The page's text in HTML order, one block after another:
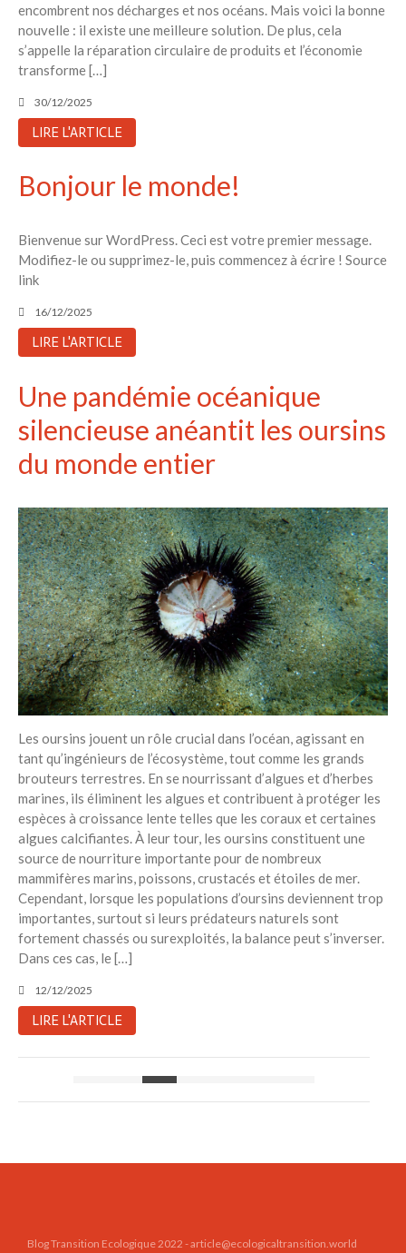
encombrent nos décharges et nos océans. Mais voici la bonne
nouvelle : il existe une meilleure solution. De plus, cela
s’appelle la réparation circulaire de produits et l’économie
transforme […]
30/12/2025
LIRE L'ARTICLE
Bonjour le monde!
Bienvenue sur WordPress. Ceci est votre premier message.
Modifiez-le ou supprimez-le, puis commencez à écrire ! Source
link
16/12/2025
LIRE L'ARTICLE
Une pandémie océanique
silencieuse anéantit les oursins
du monde entier
Les oursins jouent un rôle crucial dans l’océan, agissant en
tant qu’ingénieurs de l’écosystème, tout comme les grands
brouteurs terrestres. En se nourrissant d’algues et d’herbes
marines, ils éliminent les algues et contribuent à protéger les
espèces à croissance lente telles que les coraux et certaines
algues calcifiantes. À leur tour, les oursins constituent une
source de nourriture importante pour de nombreux
mammifères marins, poissons, crustacés et étoiles de mer.
Cependant, lorsque les populations d’oursins deviennent trop
importantes, surtout si leurs prédateurs naturels sont
fortement chassés ou surexploités, la balance peut s’inverser.
Dans ces cas, le […]
12/12/2025
LIRE L'ARTICLE
Blog Transition Ecologique 2022 - article@ecologicaltransition.world